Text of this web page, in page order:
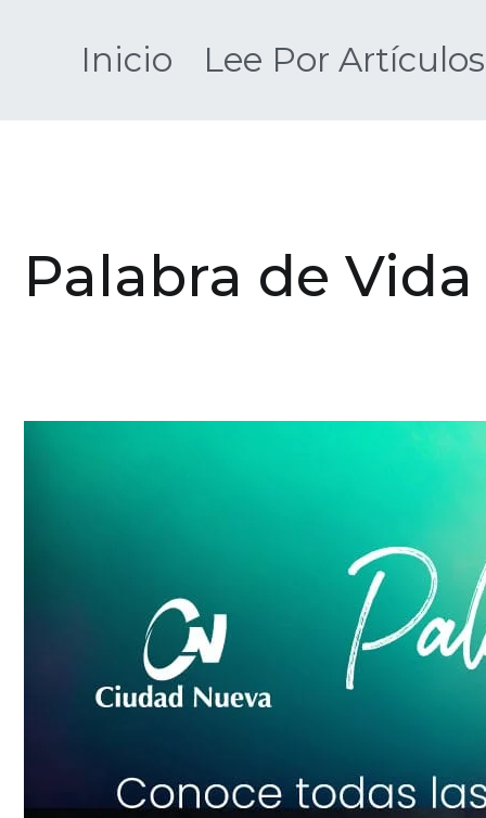
Inicio Lee Por Artículos
Palabra de Vida